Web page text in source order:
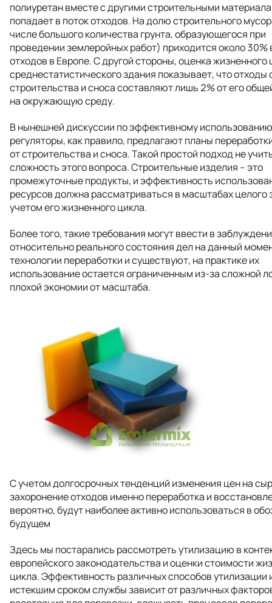
полиуретан вместе с другими строительными
попадает в поток отходов. На долю строительного
числе большого количества грунта, образующегося при
проведении землеройных работ) приходится около 30%
отходов в Европе. С другой стороны, оценка жизненного
среднестатистического здания показывает, что отходы
строительства и сноса составляют лишь 2% от его
на окружающую среду.
В нынешней дискуссии по эффективному
регуляторы, как правило, предлагают планы
от строительства и сноса. Такой простой подход не
сложность этого вопроса. Строительные изделия – это
промежуточные продукты, и эффективность
ресурсов должна рассматриваться в масштабах целого
учетом его жизненного цикла.
Более того, такие требования могут ввести в
относительно реального состояния дел на данный
технологии переработки и существуют, на практике их
использование остается ограниченным из-за сложной
плохой экономии от масштаба.
С учетом долгосрочных тенденций изменения цен на
захоронение отходов именно переработка и
вероятно, будут наиболее активно использоваться в
будущем
Здесь мы постарались рассмотреть утилизацию в
европейского законодательства и оценки стоимости
цикла. Эффективность различных способов утилизации
истекшим сроком службы зависит от различных